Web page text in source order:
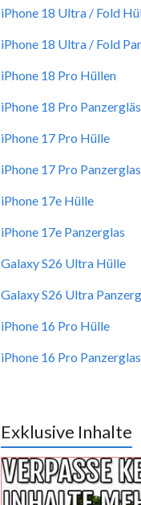
iPhone 18 Ultra / Fold
iPhone 18 Ultra / Fold
iPhone 18 Pro Hüllen
iPhone 18 Pro
iPhone 17 Pro Hülle
iPhone 17 Pro Panzerglas
iPhone 17e Hülle
iPhone 17e Panzerglas
Galaxy S26 Ultra Hülle
Galaxy S26 Ultra
iPhone 16 Pro Hülle
iPhone 16 Pro Panzerglas
Exklusive Inhalte